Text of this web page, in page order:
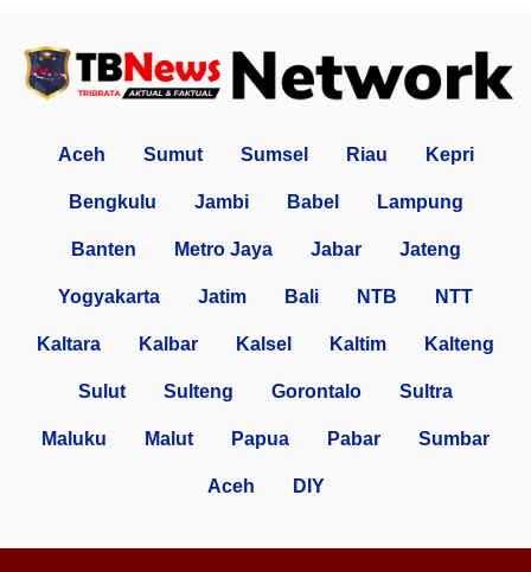
Aceh Sumut Sumsel Riau Kepri
Bengkulu Jambi Babel Lampung
Banten Metro Jaya Jabar Jateng
Yogyakarta Jatim Bali NTB NTT
Kaltara Kalbar Kalsel Kaltim Kalteng
Sulut Sulteng Gorontalo Sultra
Maluku Malut Papua Pabar Sumbar
Aceh DIY